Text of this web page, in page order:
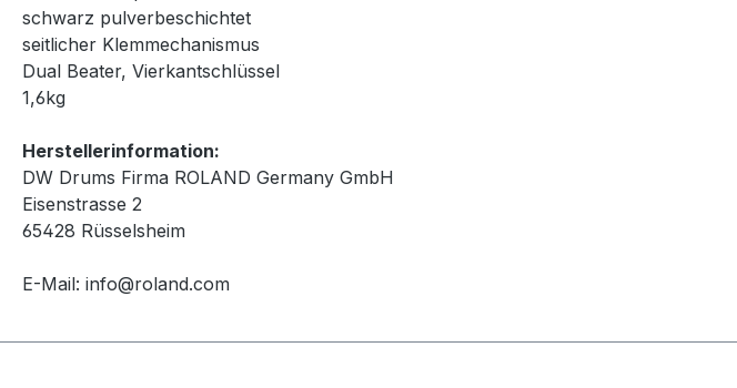
schwarz pulverbeschichtet
seitlicher Klemmechanismus
Dual Beater, Vierkantschlüssel
1,6kg
Herstellerinformation:
DW Drums Firma ROLAND Germany GmbH
Eisenstrasse 2
65428 Rüsselsheim
E-Mail: info@roland.com